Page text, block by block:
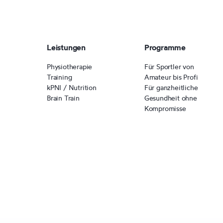
Leistungen
Physiotherapie
Training
kPNI / Nutrition
Brain Train
Programme
Für Sportler von
Amateur bis Profi
Für ganzheitliche
Gesundheit ohne
Kompromisse